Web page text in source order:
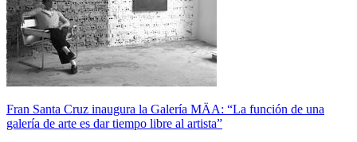
Fran Santa Cruz inaugura la Galería MÄA: “La función de una
galería de arte es dar tiempo libre al artista”